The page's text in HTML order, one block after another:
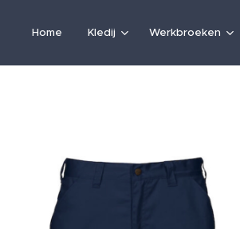
Home Kledij Werkbroeken